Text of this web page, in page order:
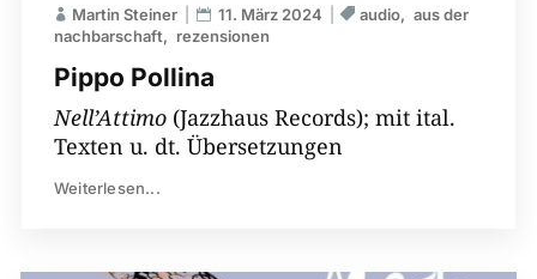
Pippo Pollina
Martin Steiner 11. März 2024 audio
aus der
nachbarschaft
rezensionen
Nell’Attimo(Jazzhaus Records); mit ital.
Texten u. dt. Übersetzungen
Weiterlesen...